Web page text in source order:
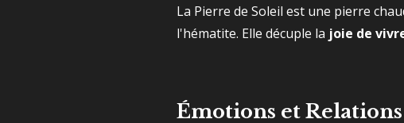
La Pierre de Soleil est une pierre
l'hématite. Elle décuple la joie de
Émotions et Relations